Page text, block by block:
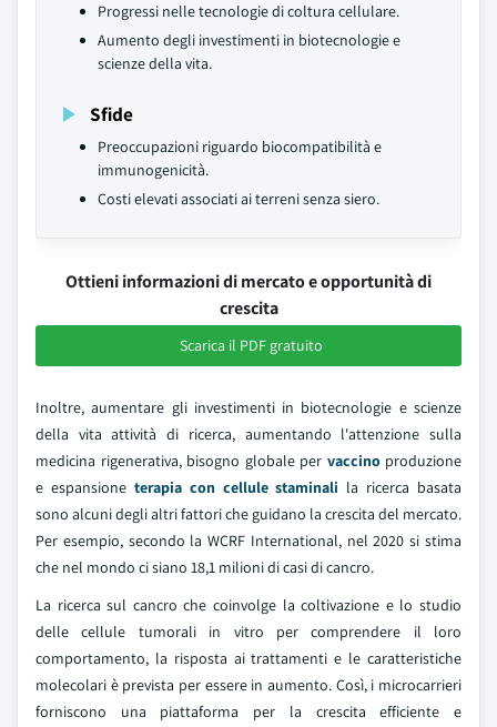
Progressi nelle tecnologie di coltura cellulare.
Aumento degli investimenti in biotecnologie e
scienze della vita.
Sfide
Preoccupazioni riguardo biocompatibilità e
immunogenicità.
Costi elevati associati ai terreni senza siero.
Ottieni informazioni di mercato e opportunità di
crescita
Scarica il PDF gratuito
Inoltre, aumentare gli investimenti in biotecnologie e scienze
della vita attività di ricerca, aumentando l'attenzione sulla
medicina rigenerativa, bisogno globale per vaccinoproduzione
e espansione terapia con cellule staminali la ricerca basata
sono alcuni degli altri fattori che guidano la crescita del mercato.
Per esempio, secondo la WCRF International, nel 2020 si stima
che nel mondo ci siano 18,1 milioni di casi di cancro.
La ricerca sul cancro che coinvolge la coltivazione e lo studio
delle cellule tumorali in vitro per comprendere il loro
comportamento, la risposta ai trattamenti e le caratteristiche
molecolari è prevista per essere in aumento. Così, i microcarrieri
forniscono una piattaforma per la crescita efficiente e